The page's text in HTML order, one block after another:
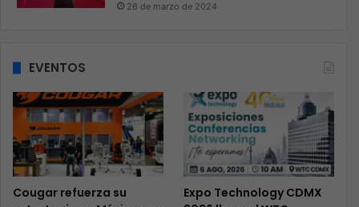
26 de marzo de 2024
EVENTOS
Cougar refuerza su
Expo Technology CDMX